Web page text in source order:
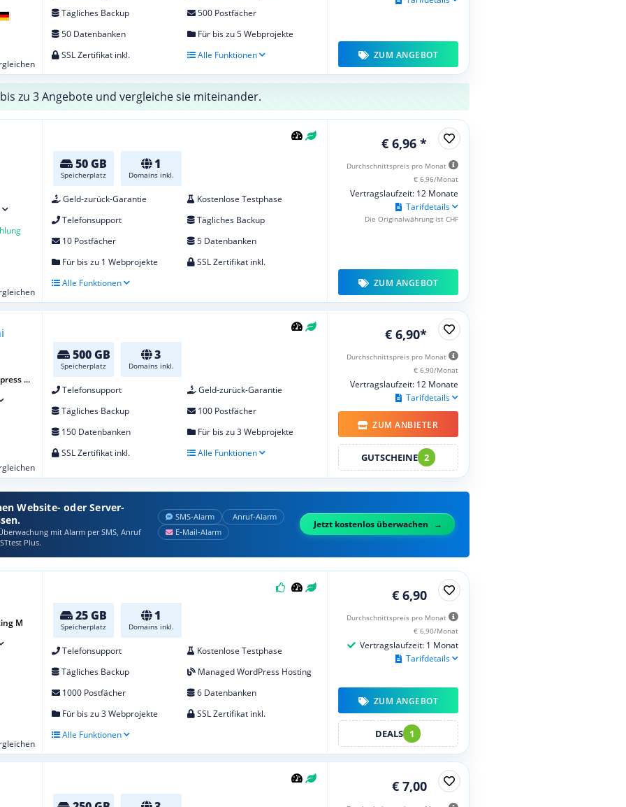
Tägliches Backup
500 Postfächer
50 Datenbanken
Für bis zu 5 Webprojekte
SSL Zertifikat inkl.
Alle Funktionen ZUM ANGEBOT
zu 3 Angebote und vergleiche sie miteinander.
50 GB
Speicherplatz
1
Domains inkl.
Geld-zurück-Garantie
Kostenlose Testphase
Telefonsupport
Tägliches Backup
10 Postfächer
5 Datenbanken
Für bis zu 1 Webprojekte
SSL Zertifikat inkl.
Alle Funktionen
€ 6,96 *
Durchschnittspreis pro Monat
€ 6,96/Monat
Vertragslaufzeit: 12 Monate
Tarifdetails
Die Originalwährung ist CHF
ZUM ANGEBOT
500 GB
Speicherplatz
3
Domains inkl.
Telefonsupport
Geld-zurück-Garantie
Tägliches Backup
100 Postfächer
150 Datenbanken
Für bis zu 3 Webprojekte
SSL Zertifikat inkl.
Alle Funktionen
...
€ 6,90*
Durchschnittspreis pro Monat
€ 6,90/Monat
Vertragslaufzeit: 12 Monate
Tarifdetails
ZUM ANBIETER
GUTSCHEINE 2
Website- oder Server-
mit Alarm per SMS, Anruf
Plus.
SMS‑Alarm
Anruf‑Alarm
E‑Mail‑Alarm
Jetzt kostenlos überwachen
25 GB
Speicherplatz
1
Domains inkl.
Telefonsupport
Kostenlose Testphase
Tägliches Backup
Managed WordPress Hosting
1000 Postfächer
6 Datenbanken
Für bis zu 3 Webprojekte
SSL Zertifikat inkl.
Alle Funktionen
M
€ 6,90
Durchschnittspreis pro Monat
€ 6,90/Monat
Vertragslaufzeit: 1 Monat
Tarifdetails
ZUM ANGEBOT
DEALS 1
€ 7,00